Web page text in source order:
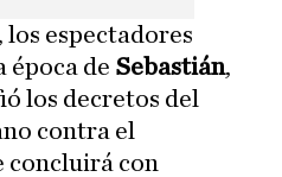
espectadores
época de Sebastián,
los decretos del
contra el
concluirá con